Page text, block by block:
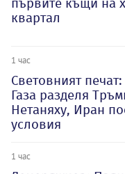
квартал
1 час
Световният
Газа разделя
Нетаняху, Иран
условия
1 час